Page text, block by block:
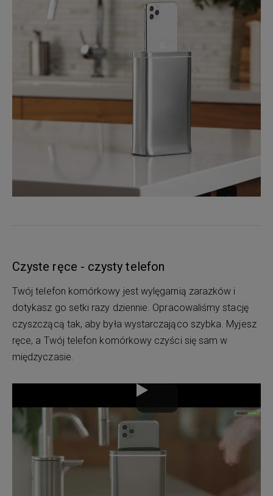
Czyste ręce - czysty telefon
Twój telefon komórkowy jest wylęgarnią zarazków i
dotykasz go setki razy dziennie. Opracowaliśmy stację
czyszczącą tak, aby była wystarczająco szybka. Myjesz
ręce, a Twój telefon komórkowy czyści się sam w
międzyczasie.